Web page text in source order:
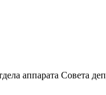
аппарата Совета